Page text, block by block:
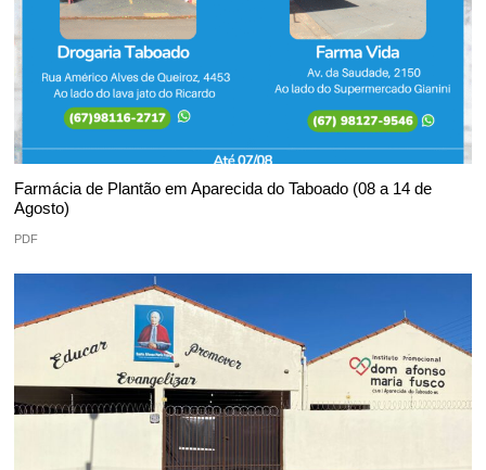
Farmácia de Plantão em Aparecida do Taboado (08 a 14 de
Agosto)
PDF